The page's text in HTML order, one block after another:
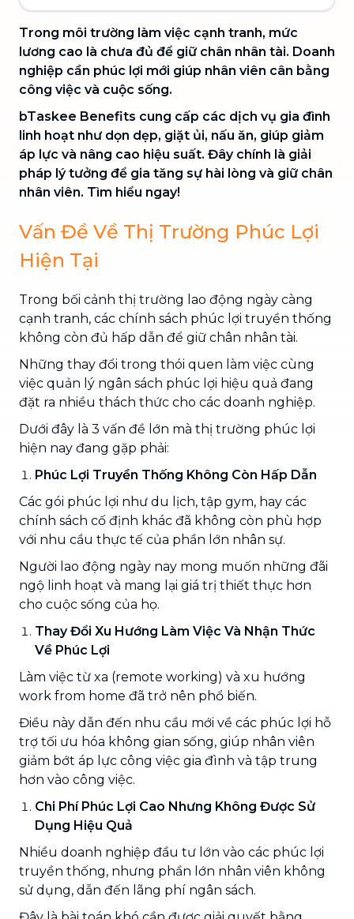
Trong môi trường làm việc cạnh tranh, mức
lương cao là chưa đủ để giữ chân nhân tài. Doanh
nghiệp cần phúc lợi mới giúp nhân viên cân bằng
công việc và cuộc sống.
bTaskee Benefits cung cấp các dịch vụ gia đình
linh hoạt như dọn dẹp, giặt ủi, nấu ăn, giúp giảm
áp lực và nâng cao hiệu suất. Đây chính là giải
pháp lý tưởng để gia tăng sự hài lòng và giữ chân
nhân viên. Tìm hiểu ngay!
Vấn Đề Về Thị Trường Phúc Lợi
Hiện Tại
Trong bối cảnh thị trường lao động ngày càng
cạnh tranh, các chính sách phúc lợi truyền thống
không còn đủ hấp dẫn để giữ chân nhân tài.
Những thay đổi trong thói quen làm việc cùng
việc quản lý ngân sách phúc lợi hiệu quả đang
đặt ra nhiều thách thức cho các doanh nghiệp.
Dưới đây là 3 vấn đề lớn mà thị trường phúc lợi
hiện nay đang gặp phải:
Phúc Lợi Truyền Thống Không Còn Hấp Dẫn
Các gói phúc lợi như du lịch, tập gym, hay các
chính sách cố định khác đã không còn phù hợp
với nhu cầu thực tế của phần lớn nhân sự.
Người lao động ngày nay mong muốn những đãi
ngộ linh hoạt và mang lại giá trị thiết thực hơn
cho cuộc sống của họ.
Thay Đổi Xu Hướng Làm Việc Và Nhận Thức
Về Phúc Lợi
Làm việc từ xa (remote working) và xu hướng
work from home đã trở nên phổ biến.
Điều này dẫn đến nhu cầu mới về các phúc lợi hỗ
trợ tối ưu hóa không gian sống, giúp nhân viên
giảm bớt áp lực công việc gia đình và tập trung
hơn vào công việc.
Chi Phí Phúc Lợi Cao Nhưng Không Được Sử
Dụng Hiệu Quả
Nhiều doanh nghiệp đầu tư lớn vào các phúc lợi
truyền thống, nhưng phần lớn nhân viên không
sử dụng, dẫn đến lãng phí ngân sách.